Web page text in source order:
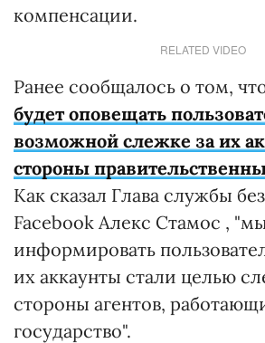
компенсации.
RELATED VIDEO
Ранее сообщалось о том,
будет оповещать
возможной слежке за их
стороны
Как сказал Глава службы
Facebook Алекс Стамос ,
информировать
их аккаунты стали целью
стороны агентов,
государство".